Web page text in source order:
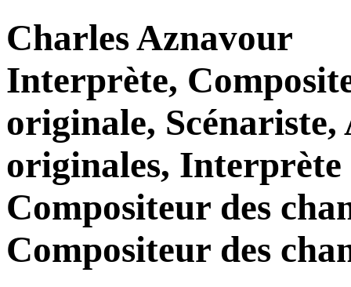
Charles Aznavour
Interprète,
originale, Scénariste,
originales, Interprète
Compositeur des
Compositeur des